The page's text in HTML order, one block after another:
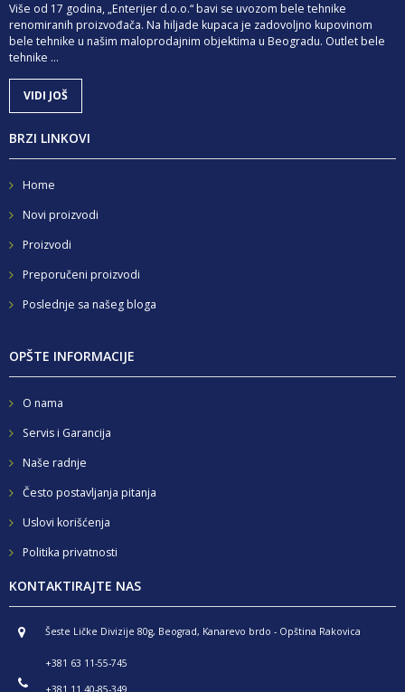
Više od 17 godina, „Enterijer d.o.o.“ bavi se uvozom bele tehnike
renomiranih proizvođača. Na hiljade kupaca je zadovoljno kupovinom
bele tehnike u našim maloprodajnim objektima u Beogradu. Outlet bele
tehnike ...
VIDI JOŠ
BRZI LINKOVI
Home
Novi proizvodi
Proizvodi
Preporučeni proizvodi
Poslednje sa našeg bloga
OPŠTE INFORMACIJE
O nama
Servis i Garancija
Naše radnje
Često postavljanja pitanja
Uslovi korišćenja
Politika privatnosti
KONTAKTIRAJTE NAS
Šeste Ličke Divizije 80g, Beograd, Kanarevo brdo - Opština Rakovica
+381 63 11-55-745
+381 11 40-85-349